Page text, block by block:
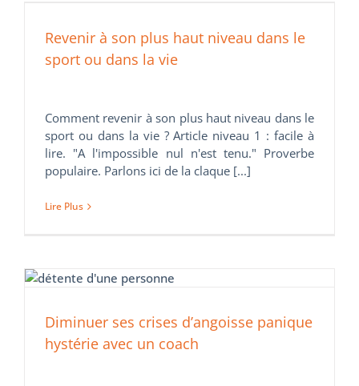
Revenir à son plus haut niveau dans le
sport ou dans la vie
Comment revenir à son plus haut niveau dans le
sport ou dans la vie ? Article niveau 1 : facile à
lire. "A l'impossible nul n'est tenu." Proverbe
populaire. Parlons ici de la claque [...]
Lire Plus
Diminuer ses crises d’angoisse panique
hystérie avec un coach